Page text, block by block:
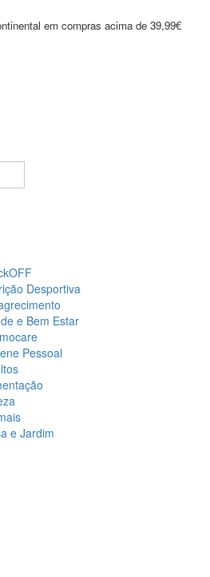
em compras acima de 39,99€
Desportiva
e Bem Estar
Pessoal
e Jardim